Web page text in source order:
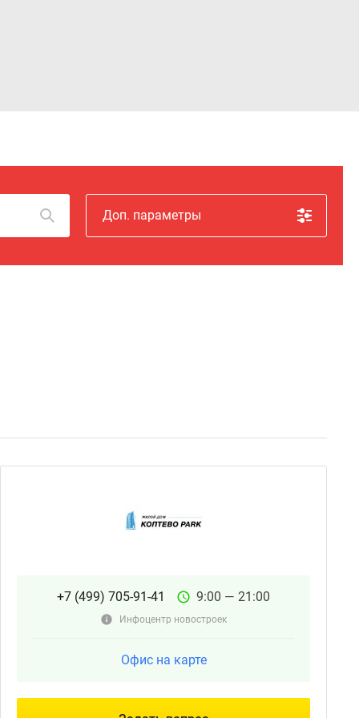
Доп. параметры
+7 (499) 705-91-41 9:00 — 21:00
Инфоцентр новостроек
Офис на карте